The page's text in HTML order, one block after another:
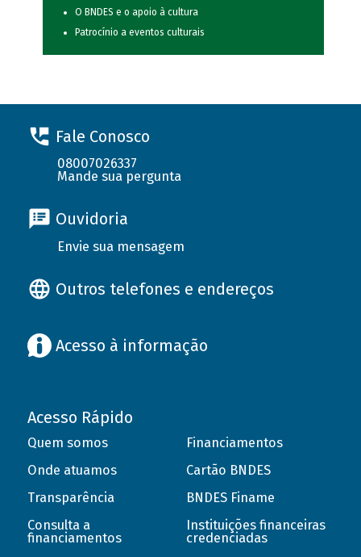
O BNDES e o apoio à cultura
Patrocínio a eventos culturais
Fale Conosco
08007026337
Mande sua pergunta
Ouvidoria
Envie sua mensagem
Outros telefones e endereços
Acesso à informação
Acesso Rápido
Quem somos
Onde atuamos
Transparência
Consulta a
financiamentos
Financiamentos
Cartão BNDES
BNDES Finame
Instituições financeiras
credenciadas